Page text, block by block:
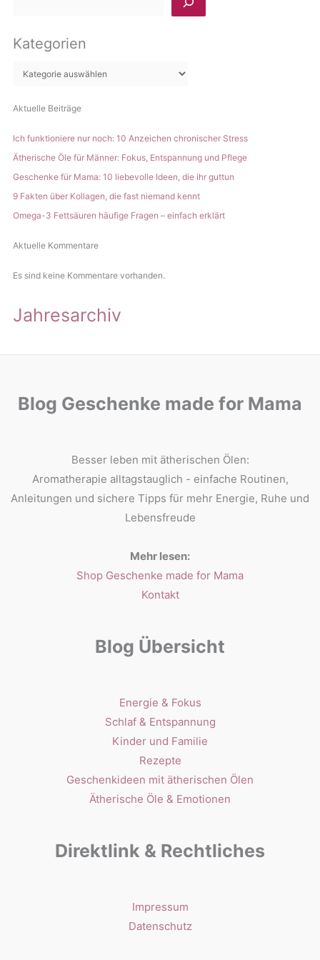
h
Kategorien
Aktuelle Beiträge
Ich funktioniere nur noch: 10 Anzeichen chronischer Stress
Ätherische Öle für Männer: Fokus, Entspannung und Pflege
Geschenke für Mama: 10 liebevolle Ideen, die ihr guttun
9 Fakten über Kollagen, die fast niemand kennt
Omega-3 Fettsäuren häufige Fragen – einfach erklärt
Aktuelle Kommentare
Es sind keine Kommentare vorhanden.
Jahresarchiv
Blog Geschenke made for Mama
Besser leben mit ätherischen Ölen:
Aromatherapie alltagstauglich - einfache Routinen,
Anleitungen und sichere Tipps für mehr Energie, Ruhe und
Lebensfreude
Mehr lesen:
Shop Geschenke made for Mama
Kontakt
Blog Übersicht
Energie & Fokus
Schlaf & Entspannung
Kinder und Familie
Rezepte
Geschenkideen mit ätherischen Ölen
Ätherische Öle & Emotionen
Direktlink & Rechtliches
Impressum
Datenschutz